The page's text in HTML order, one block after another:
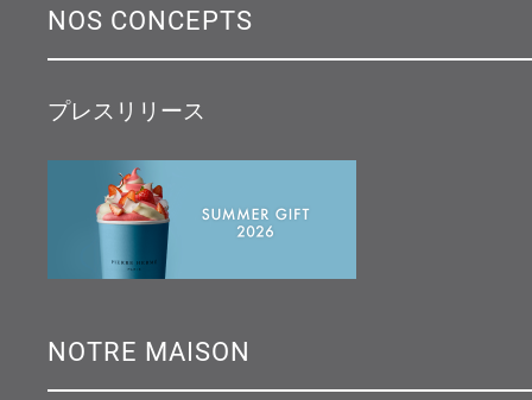
NOS CONCEPTS
プレスリリース
NOTRE MAISON